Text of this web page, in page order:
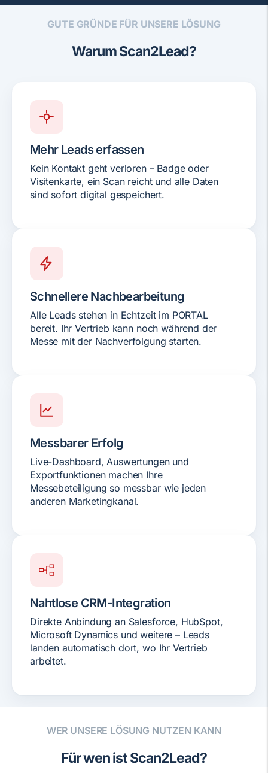
GUTE GRÜNDE FÜR UNSERE LÖSUNG
Warum Scan2Lead?
Mehr Leads erfassen
Kein Kontakt geht verloren – Badge oder
Visitenkarte, ein Scan reicht und alle Daten
sind sofort digital gespeichert.
Schnellere Nachbearbeitung
Alle Leads stehen in Echtzeit im PORTAL
bereit. Ihr Vertrieb kann noch während der
Messe mit der Nachverfolgung starten.
Messbarer Erfolg
Live-Dashboard, Auswertungen und
Exportfunktionen machen Ihre
Messebeteiligung so messbar wie jeden
anderen Marketingkanal.
Nahtlose CRM-Integration
Direkte Anbindung an Salesforce, HubSpot,
Microsoft Dynamics und weitere – Leads
landen automatisch dort, wo Ihr Vertrieb
arbeitet.
WER UNSERE LÖSUNG NUTZEN KANN
Für wen ist Scan2Lead?